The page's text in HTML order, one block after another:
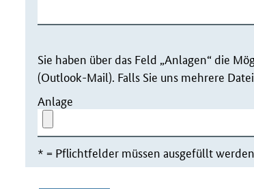
Sie haben über das Feld „Anlagen“ die
(Outlook-Mail). Falls Sie uns mehrere
Anlage
* = Pflichtfelder müssen ausgefüllt werden